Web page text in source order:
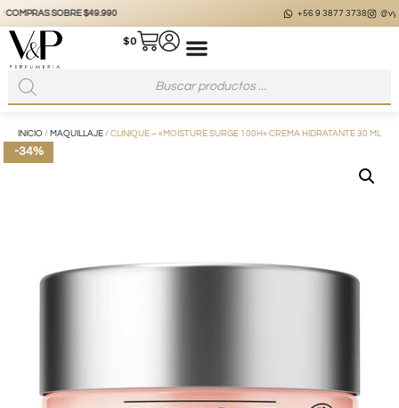
+56 9 3877 3738 vypstore.cl
$0
INICIO / MAQUILLAJE / CLINIQUE – «MOISTURE SURGE 100H» CREMA HIDRATANTE 30 ML
-34%